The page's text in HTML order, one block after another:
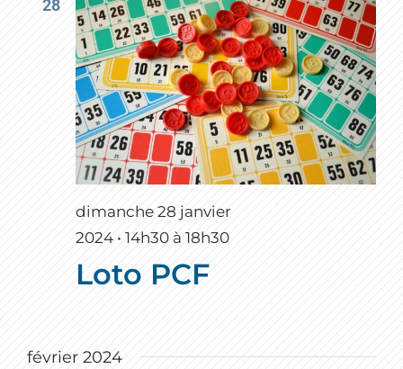
28
dimanche 28 janvier
2024 • 14h30 à 18h30
Loto PCF
février 2024